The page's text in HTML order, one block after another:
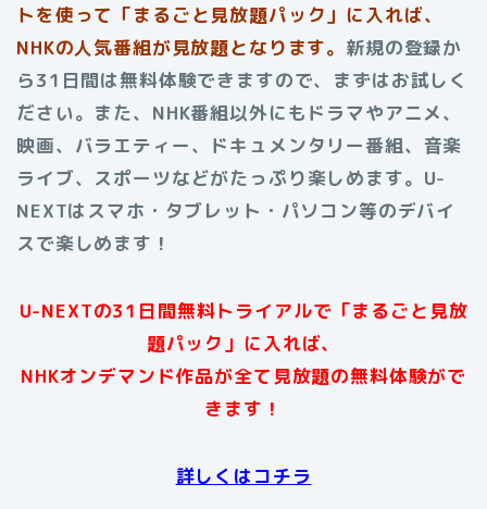
トを使って「まるごと見放題パック」に入れば、
NHKの人気番組が見放題となります。 新規の登録か
ら31日間は無料体験できますので、まずはお試しく
ださい。また、NHK番組以外にもドラマやアニメ、
映画、バラエティー、ドキュメンタリー番組、音楽
ライブ、スポーツなどがたっぷり楽しめます。U-
NEXTはスマホ・タブレット・パソコン等のデバイ
スで楽しめます！
U-NEXTの31日間無料トライアルで「まるごと見放
題パック」に入れば、
NHKオンデマンド作品が全て見放題の無料体験がで
きます！
詳しくはコチラ